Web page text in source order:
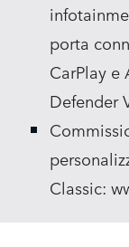
porta
CarPlay
Defender
Classic: